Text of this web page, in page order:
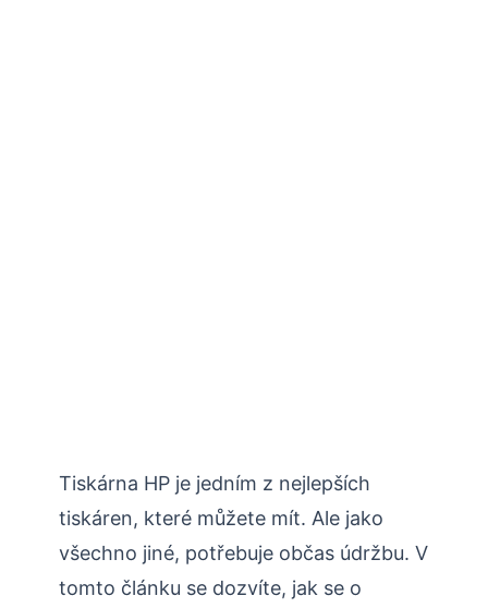
Tiskárna HP je jedním z nejlepších
tiskáren, které můžete mít. Ale jako
všechno jiné, potřebuje občas údržbu. V
tomto článku se dozvíte, jak se o